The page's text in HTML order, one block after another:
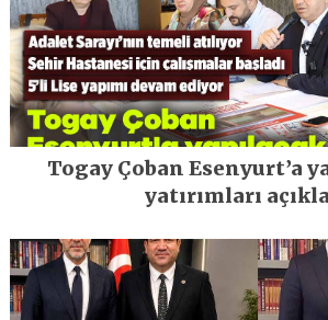
Togay Çoban Esenyurt’a
yatırımları